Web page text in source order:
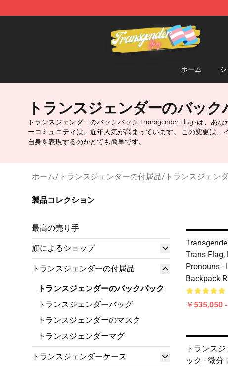
Transgender Flag Store - The Best Transgender Flag Shop
ホーム
トランスジェンダーのバック
トランスジェンダーのバックパック Transgender Flagsは、あ
ーコミュニティは、近年人気が高まっています。 この変更は
自身を表現するのがとても簡単です。
ホーム/ トランスジェンダーの付属品/ トランスジェン
製品コレクション
最高の売り手
旗によるショップ
トランスジェンダーの付属品
トランスジェンダーのバックパック
トランスジェンダーバッグ
トランスジェンダーのマスク
トランスジェンダーマグ
トランスジェンダーケース
Trans Flag,
Pronouns -
Backpack
￥535,050
トランス
ック - 微分